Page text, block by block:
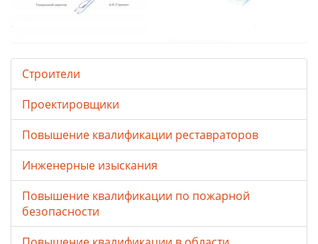
Строители
Проектировщики
Повышение квалификации реставраторов
Инженерные изыскания
Повышение квалификации по пожарной
безопасности